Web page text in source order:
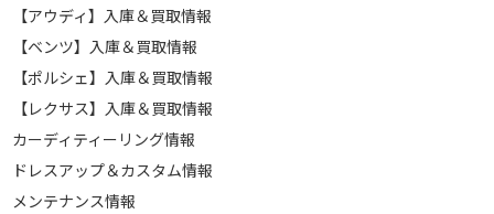
【アウディ】入庫＆買取情報
【ベンツ】入庫＆買取情報
【ポルシェ】入庫＆買取情報
【レクサス】入庫＆買取情報
カーディティーリング情報
ドレスアップ＆カスタム情報
メンテナンス情報